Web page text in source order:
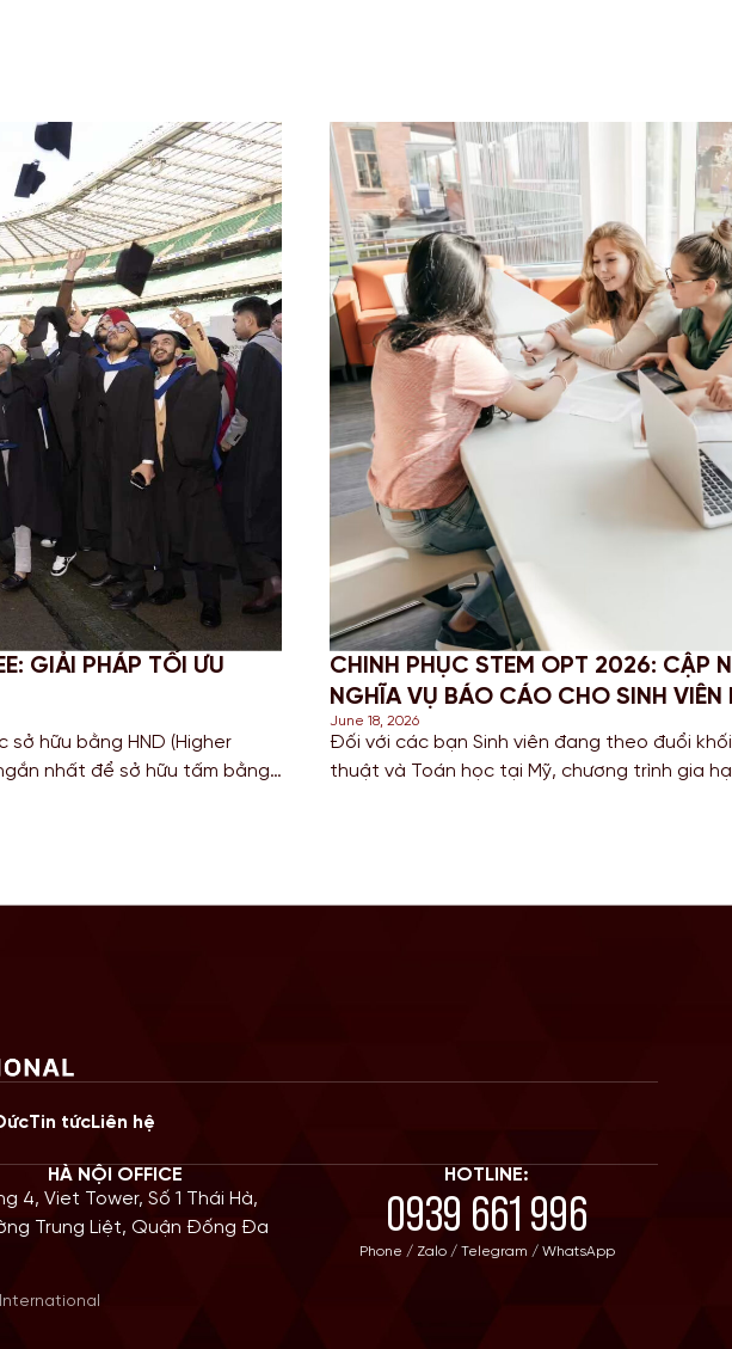
QUY ĐỊNH MỚI VÀ
Khoa học, Công nghệ, Kỹ
OPT không chỉ là cơ hội
PROFESSIONAL YEAR (PY) LÀ GÌ?
VÀNG ĐỂ CỘNG ĐIỂM ĐỊNH CƯ ÚC
June 16, 2026
Trong bối cảnh cuộc đua giành tấm thẻ
nên khốc liệt vào năm 2026, các bạn Sinh
Tin tứcLiên hệ
HÀ NỘI OFFICE
4, Viet Tower, Số 1 Thái Hà,
Trung Liệt, Quận Đống Đa
HOTLINE:
0939 661 996
Phone / Zalo / Telegram / WhatsApp